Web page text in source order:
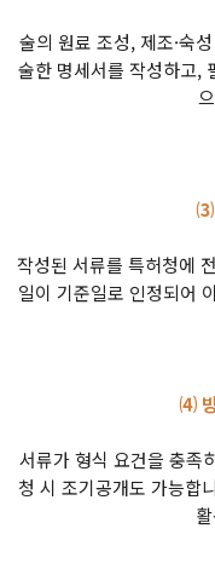
술의 원료 조성, 제조·숙
술한 명세서를 작성하고,
⑶
작성된 서류를 특허청에
일이 기준일로 인정되어
⑷
서류가 형식 요건을 충족
청 시 조기공개도 가능합